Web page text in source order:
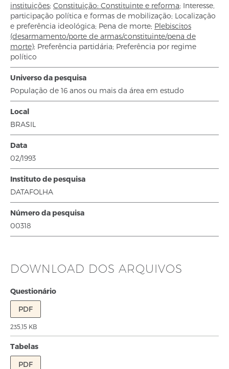
instituições; Constituição: Constituinte e reforma; Interesse,
participação política e formas de mobilização; Localização
e preferência ideológica; Pena de morte; Plebiscitos
(desarmamento/porte de armas/constituinte/pena de
morte); Preferência partidária; Preferência por regime
político
Universo da pesquisa
População de 16 anos ou mais da área em estudo
Local
BRASIL
Data
02/1993
Instituto de pesquisa
DATAFOLHA
Número da pesquisa
00318
DOWNLOAD DOS ARQUIVOS
Questionário
PDF
235,15 KB
Tabelas
PDF